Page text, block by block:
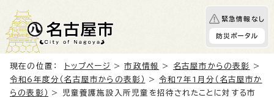
緊急情報なし
防災ポータル
現在の位置： トップページ >市政情報 > 名古屋市からの表彰
>
令和6年度分（名古屋市からの表彰）
>令和7年1月分（名古屋市か
らの表彰）
> 児童養護施設入所児童を招待されたことに対する市